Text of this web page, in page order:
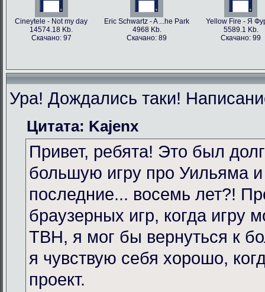
Cineytele - Not my day
14574.18 Kb.
Скачано: 97
Eric Schwartz - A ...he Park
4968 Kb.
Скачано: 89
Yellow Fire - Я
5589.1 Kb.
Скачано: 99
Ура! Дождались таки!
Цитата: Kajenx
Привет, ребята! Это был
большую игру про Уильяма
последние... восемь лет?!
браузерных игр, когда игру
TBH, я мог бы вернуться к
я чувствую себя хорошо,
проект.